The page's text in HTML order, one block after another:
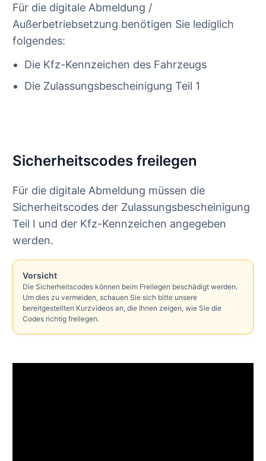
Für die digitale Abmeldung /
Außerbetriebsetzung benötigen Sie lediglich
folgendes:
Die Kfz-Kennzeichen des Fahrzeugs
Die Zulassungsbescheinigung Teil 1
Sicherheitscodes freilegen
Für die digitale Abmeldung müssen die
Sicherheitscodes der Zulassungsbescheinigung
Teil I und der Kfz-Kennzeichen angegeben
werden.
Vorsicht
Die Sicherheitscodes können beim Freilegen beschädigt werden.
Um dies zu vermeiden, schauen Sie sich bitte unsere
bereitgestellten Kurzvideos an, die Ihnen zeigen, wie Sie die
Codes richtig freilegen.